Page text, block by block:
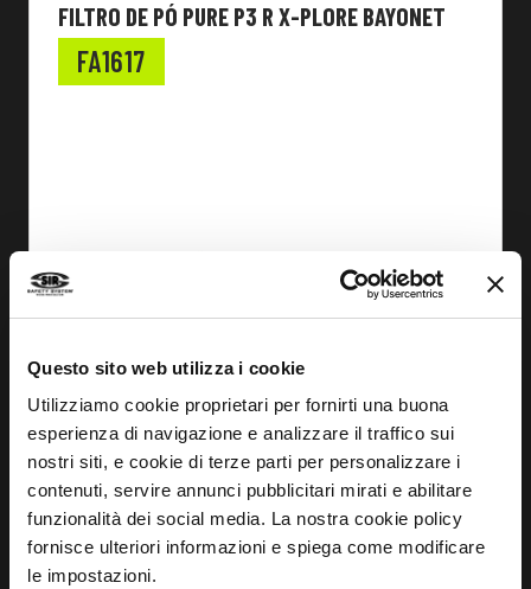
Questo sito web utilizza i cookie
Utilizziamo cookie proprietari per fornirti una buona
esperienza di navigazione e analizzare il traffico sui
nostri siti, e cookie di terze parti per personalizzare i
contenuti, servire annunci pubblicitari mirati e abilitare
funzionalità dei social media. La nostra cookie policy
fornisce ulteriori informazioni e spiega come modificare
le impostazioni.
FILTRO DE PÓ PURE P3 R X-PLORE BAYONET
FA1617
DESCOBRIR